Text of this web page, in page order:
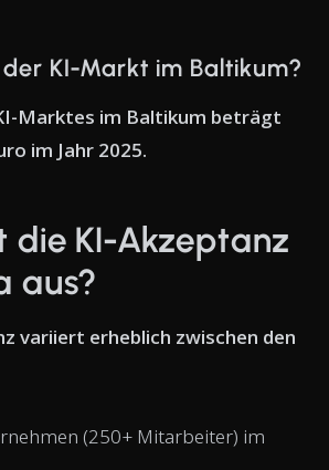
KI-Markt im Baltikum?
Marktes im Baltikum beträgt
im Jahr 2025.
die KI-Akzeptanz
aus?
variiert erheblich zwischen den
(250+ Mitarbeiter) im